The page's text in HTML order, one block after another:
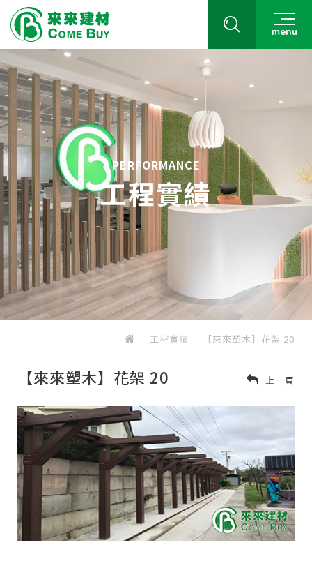
menu
PERFORMANCE
工程實績
工程實績 【來來塑木】花架 20
【來來塑木】花架 20 上一頁